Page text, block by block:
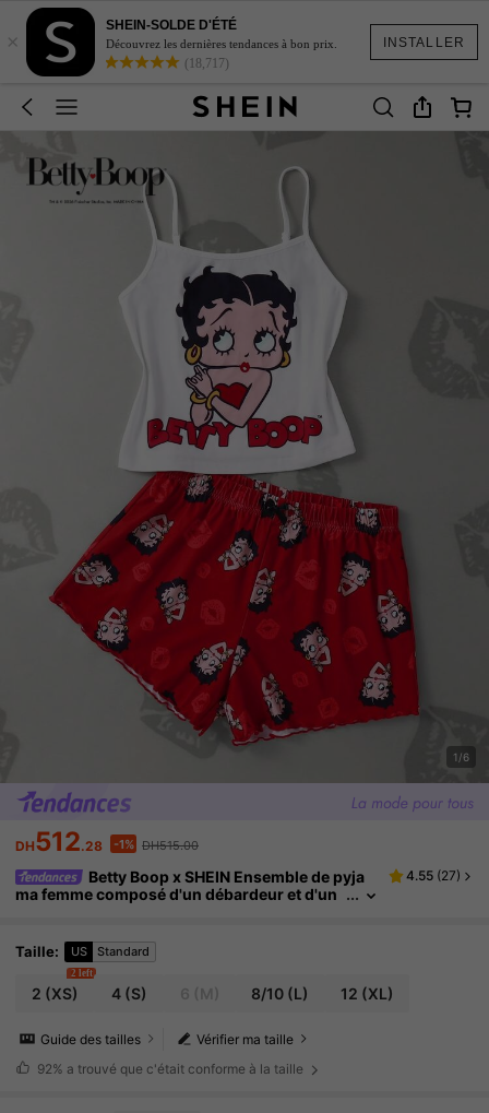
INSTALLER
×
SHEIN-SOLDE D'ÉTÉ
Découvrez les dernières tendances à bon prix.
(18,717)
1/6
DH512.28 -1% DH515.00
Betty Boop x SHEIN Ensemble de pyja
ma femme composé d'un débardeur et d'un
4.55 (27)
Taille: US Standard
2 (XS)
2 left
4(S) 8/10 (L) 12 (XL)
Vérifier ma taille
Guide des tailles
92% a trouvé que c'était conforme à la taille